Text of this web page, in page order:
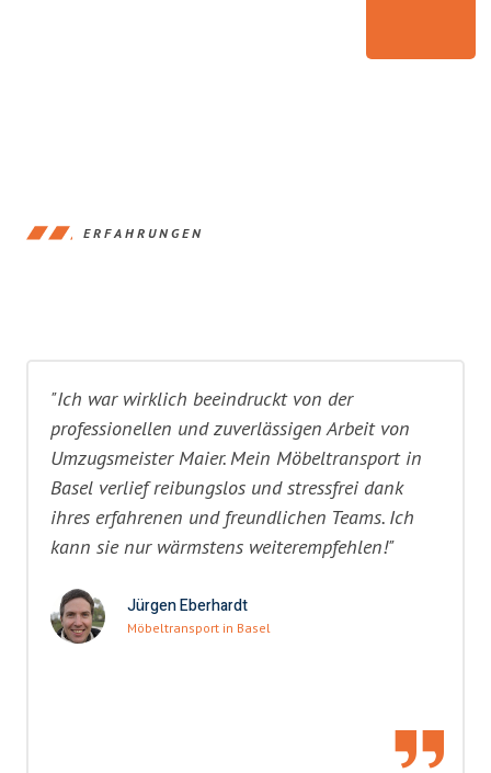
ERFAHRUNGEN
"Ich war wirklich beeindruckt von der
professionellen und zuverlässigen Arbeit von
Umzugsmeister Maier. Mein Möbeltransport in
Basel verlief reibungslos und stressfrei dank
ihres erfahrenen und freundlichen Teams. Ich
kann sie nur wärmstens weiterempfehlen!"
Jürgen Eberhardt
Möbeltransport in Basel